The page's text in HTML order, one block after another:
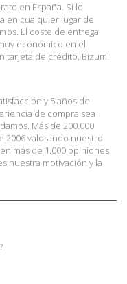
en España. Si lo
en cualquier lugar de
El coste de entrega
económico en el
tarjeta de crédito, Bizum.
y 5 años de
de compra sea
Más de 200.000
2006 valorando nuestro
más de 1.000 opiniones
nuestra motivación y la